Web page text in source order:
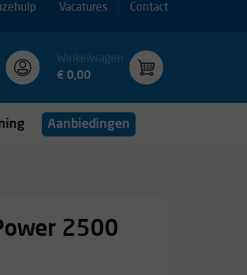
Vacatures Contact
Winkelwagen
€ 0,00
Aanbiedingen
2500